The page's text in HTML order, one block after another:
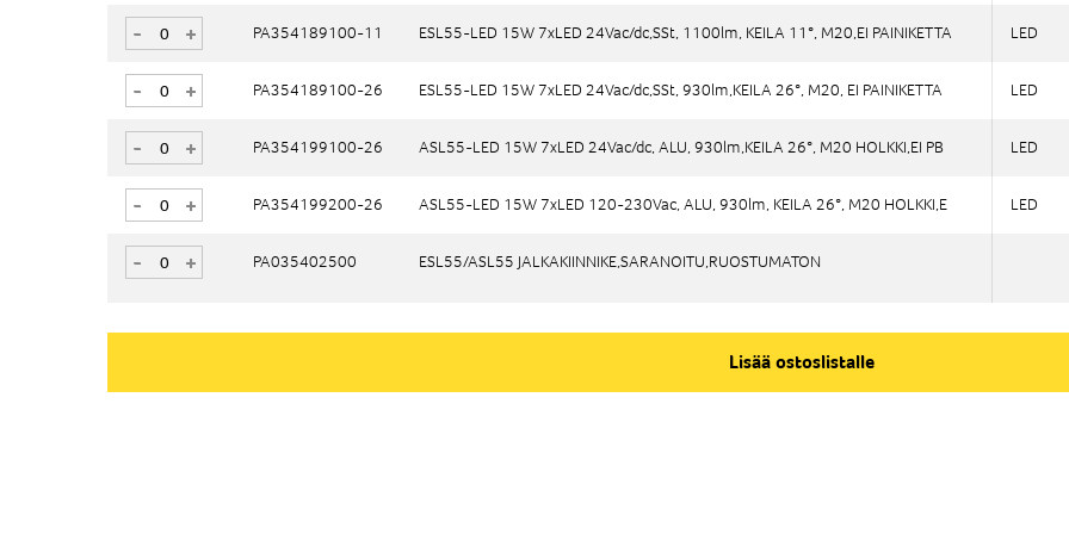
+
- PA354189100-11 ESL55-LED 15W 7xLED 24Vac/dc,SSt, 1100lm, KEILA 11°, M20,EI PAINIKETTA LED
+
- PA354189100-26 ESL55-LED 15W 7xLED 24Vac/dc,SSt, 930lm,KEILA 26°, M20, EI PAINIKETTA LED
+
- PA354199100-26 ASL55-LED 15W 7xLED 24Vac/dc, ALU, 930lm,KEILA 26°, M20 HOLKKI,EI PB LED
+
- PA354199200-26 ASL55-LED 15W 7xLED 120-230Vac, ALU, 930lm, KEILA 26°, M20 HOLKKI,E LED
+
- PA035402500 ESL55/ASL55 JALKAKIINNIKE,SARANOITU,RUOSTUMATON
+
- PA354189100-11 ESL55-LED 15W 7xLED 24Vac/dc,SSt, 1100lm, KEILA 11°, M20,EI PAINIKETTA LED
+
- PA354189100-26 ESL55-LED 15W 7xLED 24Vac/dc,SSt, 930lm,KEILA 26°, M20, EI PAINIKETTA LED
+
- PA354199100-26 ASL55-LED 15W 7xLED 24Vac/dc, ALU, 930lm,KEILA 26°, M20 HOLKKI,EI PB LED
+
- PA354199200-26 ASL55-LED 15W 7xLED 120-230Vac, ALU, 930lm, KEILA 26°, M20 HOLKKI,E LED
+
- PA035402500 ESL55/ASL55 JALKAKIINNIKE,SARANOITU,RUOSTUMATON
Lisää ostoslistalle